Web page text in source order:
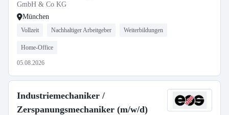
GmbH & Co KG
München
Vollzeit Nachhaltiger Arbeitgeber Weiterbildungen
Home-Office
05.08.2026
Industriemechaniker /
Zerspanungsmechaniker (m/w/d)